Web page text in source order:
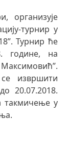
организује
турнир у
Турнир ће
године, на
извршити
20.07.2018.
такмичење у